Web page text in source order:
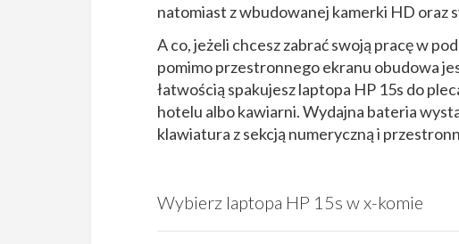
natomiast z wbudowanej kamerki HD
A co, jeżeli chcesz zabrać swoją pracę w
pomimo przestronnego ekranu obudowa
łatwością spakujesz laptopa HP 15s do
hotelu albo kawiarni. Wydajna bateria
klawiatura z sekcją numeryczną i
Wybierz laptopa HP 15s w x-komie